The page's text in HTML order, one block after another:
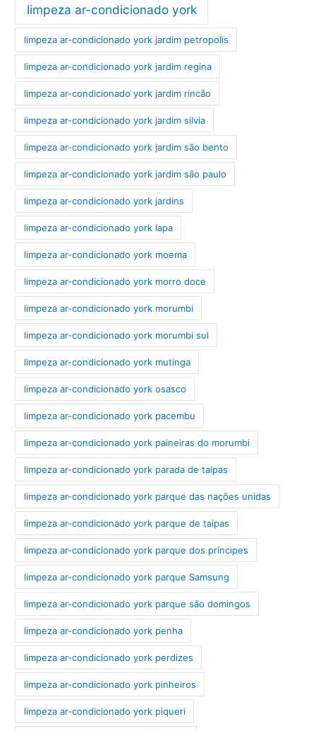
limpeza ar-condicionado york
limpeza ar-condicionado york jardim petropolis
limpeza ar-condicionado york jardim regina
limpeza ar-condicionado york jardim rincão
limpeza ar-condicionado york jardim silvia
limpeza ar-condicionado york jardim são bento
limpeza ar-condicionado york jardim são paulo
limpeza ar-condicionado york jardins
limpeza ar-condicionado york lapa
limpeza ar-condicionado york moema
limpeza ar-condicionado york morro doce
limpeza ar-condicionado york morumbi
limpeza ar-condicionado york morumbi sul
limpeza ar-condicionado york mutinga
limpeza ar-condicionado york osasco
limpeza ar-condicionado york pacembu
limpeza ar-condicionado york paineiras do morumbi
limpeza ar-condicionado york parada de taipas
limpeza ar-condicionado york parque das nações unidas
limpeza ar-condicionado york parque de taipas
limpeza ar-condicionado york parque dos príncipes
limpeza ar-condicionado york parque Samsung
limpeza ar-condicionado york parque são domingos
limpeza ar-condicionado york penha
limpeza ar-condicionado york perdizes
limpeza ar-condicionado york pinheiros
limpeza ar-condicionado york piqueri